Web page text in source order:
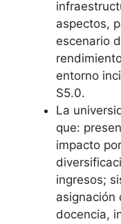
aspectos,
escenario
entorno
S5.0.
La
que:
impacto
ingresos;
asignación
docencia,